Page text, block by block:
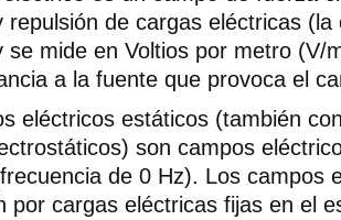
repulsión de cargas eléctricas (la
se mide en Voltios por metro (V/
a la fuente que provoca el
eléctricos estáticos (también
son campos
de 0 Hz). Los campos
por cargas eléctricas fijas en el